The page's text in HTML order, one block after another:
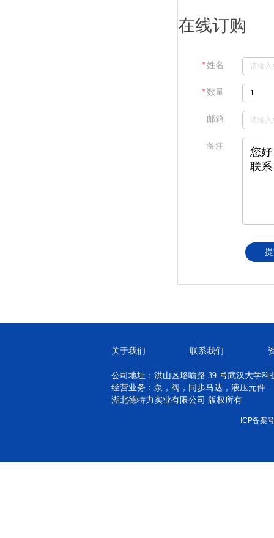
在线订购
＊姓名
＊数量
邮箱
备注
关于我们 联系我们
公司地址：洪山区珞喻路 39 号武汉大学科
经营业务：泵，阀，同步马达，液压元件
湖北德特力实业有限公司 版权所有
ICP备案